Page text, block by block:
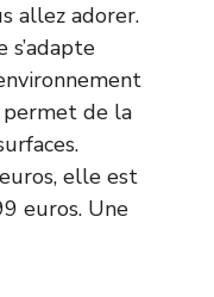
allez adorer.
permet de la
elle est
euros. Une